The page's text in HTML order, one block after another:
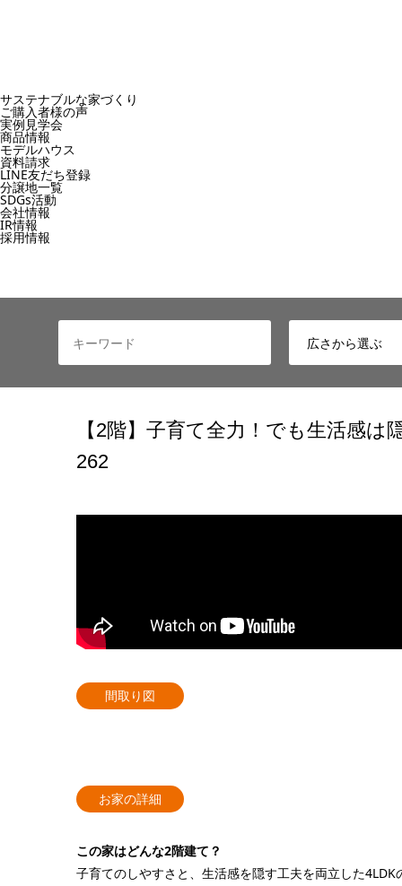
サステナブルな家づくり
ご購入者様の声
実例見学会
商品情報
モデルハウス
資料請求
LINE友だち登録
分譲地一覧
SDGs活動
会社情報
IR情報
採用情報
【2階】子育て全力！でも生活感
262
間取り図
お家の詳細
この家はどんな2階建て？
子育てのしやすさと、生活感を隠す工夫を両立した4LDK